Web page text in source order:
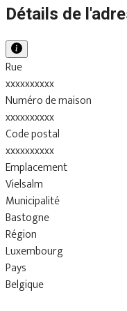
Détails de
Rue
xxxxxxxxxx
Numéro de maison
xxxxxxxxxx
Code postal
xxxxxxxxxx
Emplacement
Vielsalm
Municipalité
Bastogne
Région
Luxembourg
Pays
Belgique